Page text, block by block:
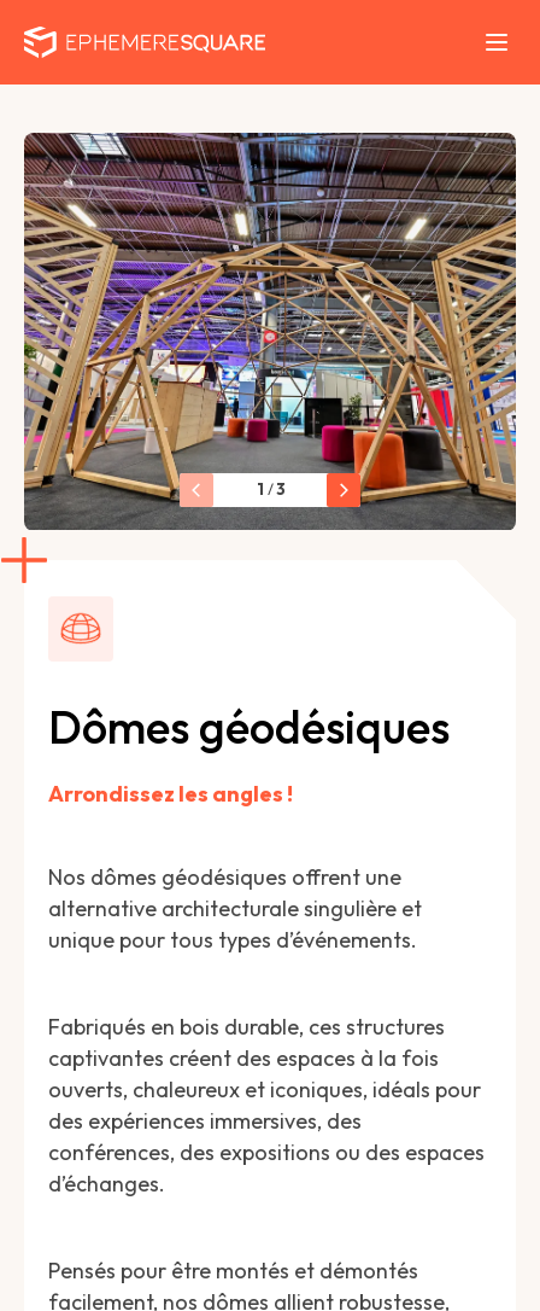
1 /3
Dômes géodésiques
Arrondissez les angles !
Nos dômes géodésiques offrent une
alternative architecturale singulière et
unique pour tous types d’événements.
Fabriqués en bois durable, ces structures
captivantes créent des espaces à la fois
ouverts, chaleureux et iconiques, idéals pour
des expériences immersives, des
conférences, des expositions ou des espaces
d’échanges.
Pensés pour être montés et démontés
facilement, nos dômes allient robustesse,